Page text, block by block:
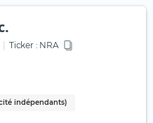
Ticker : NRA
indépendants)